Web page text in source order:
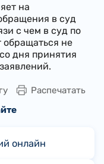
на
в суд
с чем в суд по
не
дня принятия
Распечатать
онлайн